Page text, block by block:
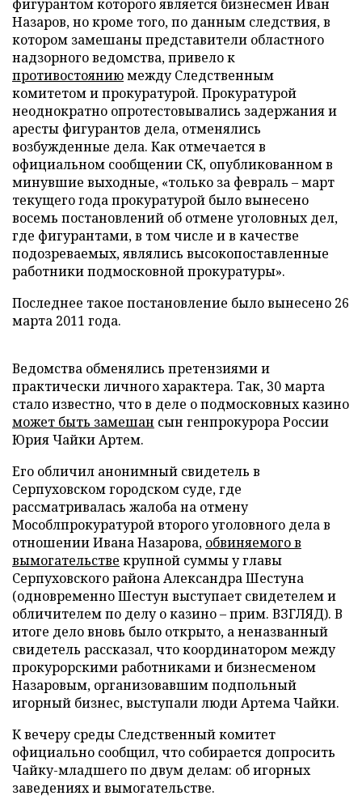
фигурантом которого является бизнесмен Иван
Назаров, но кроме того, по данным следствия, в
котором замешаны представители областного
надзорного ведомства, привело к
противостояниюмежду Следственным
комитетом и прокуратурой. Прокуратурой
неоднократно опротестовывались задержания и
аресты фигурантов дела, отменялись
возбужденные дела. Как отмечается в
официальном сообщении СК, опубликованном в
минувшие выходные, «только за февраль – март
текущего года прокуратурой было вынесено
восемь постановлений об отмене уголовных дел,
где фигурантами, в том числе и в качестве
подозреваемых, являлись высокопоставленные
работники подмосковной прокуратуры».
Последнее такое постановление было вынесено 26
марта 2011 года.
Ведомства обменялись претензиями и
практически личного характера. Так, 30 марта
стало известно, что в деле о подмосковных казино
может быть замешан сын генпрокурора России
Юрия Чайки Артем.
Его обличил анонимный свидетель в
Серпуховском городском суде, где
рассматривалась жалоба на отмену
Мособлпрокуратурой второго уголовного дела в
отношении Ивана Назарова, обвиняемого в
вымогательстве крупной суммы у главы
Серпуховского района Александра Шестуна
(одновременно Шестун выступает свидетелем и
обличителем по делу о казино – прим. ВЗГЛЯД). В
итоге дело вновь было открыто, а неназванный
свидетель рассказал, что координатором между
прокурорскими работниками и бизнесменом
Назаровым, организовавшим подпольный
игорный бизнес, выступали люди Артема Чайки.
К вечеру среды Следственный комитет
официально сообщил, что собирается допросить
Чайку-младшего по двум делам: об игорных
заведениях и вымогательстве.